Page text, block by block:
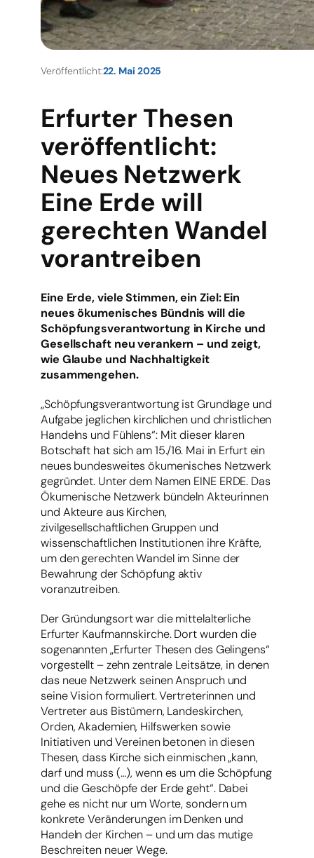
Veröffentlicht:22. Mai 2025
Erfurter Thesen
veröffentlicht:
Neues Netzwerk
Eine Erde will
gerechten Wandel
vorantreiben
Eine Erde, viele Stimmen, ein Ziel: Ein
neues ökumenisches Bündnis will die
Schöpfungsverantwortung in Kirche und
Gesellschaft neu verankern – und zeigt,
wie Glaube und Nachhaltigkeit
zusammengehen.
„Schöpfungsverantwortung ist Grundlage und
Aufgabe jeglichen kirchlichen und christlichen
Handelns und Fühlens“: Mit dieser klaren
Botschaft hat sich am 15./16. Mai in Erfurt ein
neues bundesweites ökumenisches Netzwerk
gegründet. Unter dem Namen EINE ERDE. Das
Ökumenische Netzwerk bündeln Akteurinnen
und Akteure aus Kirchen,
zivilgesellschaftlichen Gruppen und
wissenschaftlichen Institutionen ihre Kräfte,
um den gerechten Wandel im Sinne der
Bewahrung der Schöpfung aktiv
voranzutreiben.
Der Gründungsort war die mittelalterliche
Erfurter Kaufmannskirche. Dort wurden die
sogenannten „Erfurter Thesen des Gelingens“
vorgestellt – zehn zentrale Leitsätze, in denen
das neue Netzwerk seinen Anspruch und
seine Vision formuliert. Vertreterinnen und
Vertreter aus Bistümern, Landeskirchen,
Orden, Akademien, Hilfswerken sowie
Initiativen und Vereinen betonen in diesen
Thesen, dass Kirche sich einmischen „kann,
darf und muss (…), wenn es um die Schöpfung
und die Geschöpfe der Erde geht“. Dabei
gehe es nicht nur um Worte, sondern um
konkrete Veränderungen im Denken und
Handeln der Kirchen – und um das mutige
Beschreiten neuer Wege.